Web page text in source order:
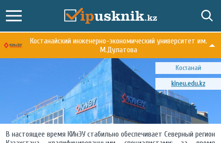
Костанайский инженерно-экономический университет им.
М.Дулатова
Костанай
kineu.edu.kz
В настоящее время КИнЭУ стабильно обеспечивает Северный регион